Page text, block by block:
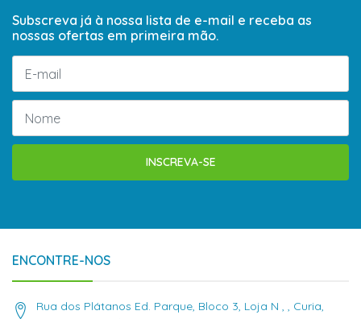
Subscreva já à nossa lista de e-mail e receba as
nossas ofertas em primeira mão.
INSCREVA-SE
ENCONTRE-NOS
Rua dos Plátanos Ed. Parque, Bloco 3, Loja N , , Curia,